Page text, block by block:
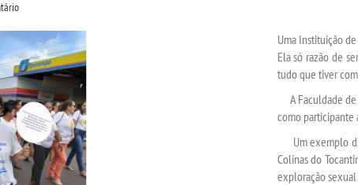
Uma Instituição
Ela só razão de
tudo que tiver
A Faculdade de
como participante
Um exemplo
Colinas do
exploração